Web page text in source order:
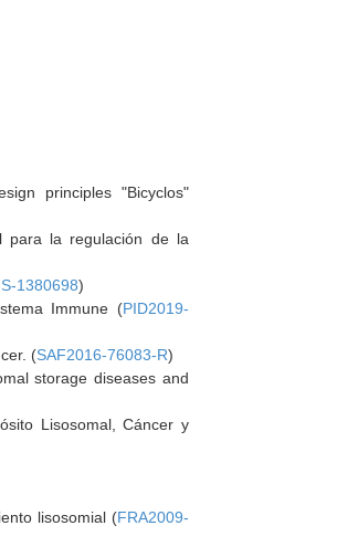
principles "Bicyclos"
para la regulación de la
1380698)
Immune (PID2019-
(SAF2016-76083-R)
storage diseases and
Lisosomal, Cáncer y
lisosomial (FRA2009-